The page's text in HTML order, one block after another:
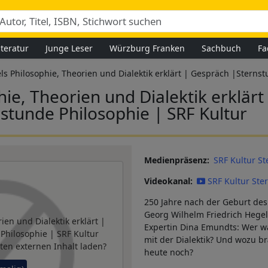
Junge Leser Würzburg Franken Sachbuch
Philosophie, Theorien und Dialektik erklärt | Gespräch
Theorien und Dialektik
Philosophie | SRF Kultur
und Dialektik erklärt |
| SRF Kultur
externen Inhalt laden?
Medienpräsenz
SRF Kultur
Videokanal
SRF Kultur
250 Jahre nach der Geburt
Georg Wilhelm Friedrich
Expertin Dina Emundts: Wer
mit der Dialektik? Und wozu
heute noch?